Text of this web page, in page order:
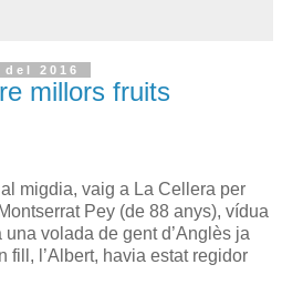
2016
millors fruits
migdia, vaig a La Cellera per
Pey (de 88 anys), vídua
volada de gent d’Anglès ja
fill, l’Albert, havia estat regidor